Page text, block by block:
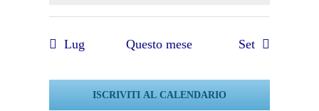
Lug Questo mese Set
ISCRIVITI AL CALENDARIO